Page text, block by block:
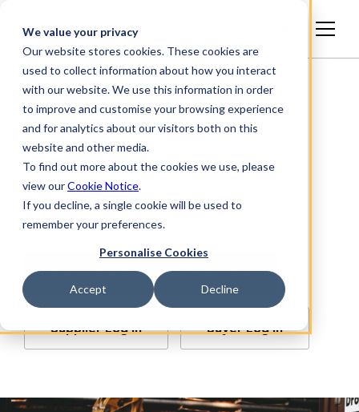
We value your privacy
Our website stores cookies. These cookies are
used to collect information about how you interact
with our website. We use this information in order
to improve and customise your browsing experience
and for analytics about our visitors both on this
website and other media.
To find out more about the cookies we use, please
view ourCookie Notice.
If you decline, a single cookie will be used to
remember your preferences.
Personalise Cookies
Accept Decline
StartBANK
Treten Sie diesem Netzwerk bei
Supplier Log In Buyer Log In